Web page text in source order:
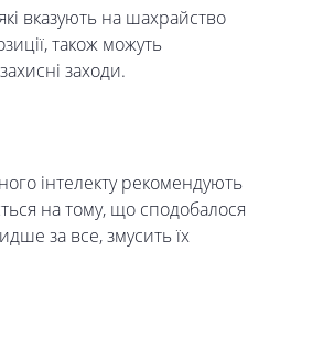
вказують на шахрайство
також можуть
заходи.
інтелекту рекомендують
на тому, що сподобалося
за все, змусить їх